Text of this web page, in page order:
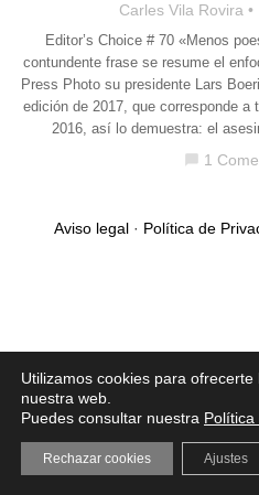
Carles Vila Rovira
Editor’s Choice # 70 «Menos
contundente frase se resume el
Press Photo su presidente Lars
edición de 2017, que corresponde
2016, así lo demuestra: el
chat_bubble 1
Aviso legal· Política de
Utilizamos cookies para
nuestra web.
Puedes consultar nuestra Política
Rechazar cookies Ajustes